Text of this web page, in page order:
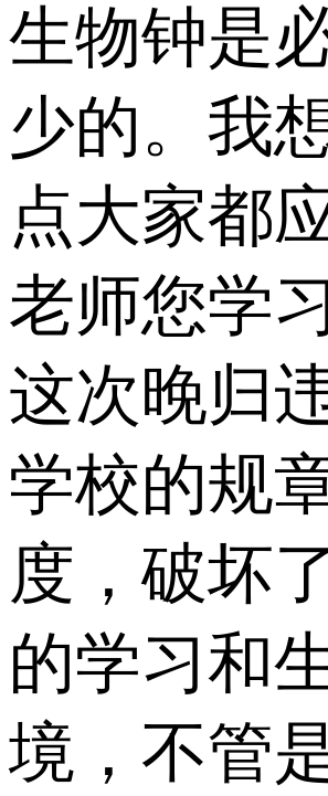
生物钟是
少的。我
点大家都
老师您学
这次晚归
学校的规
度，破坏
的学习和
境，不管